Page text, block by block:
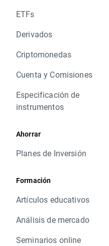
ETFs
Derivados
Criptomonedas
Cuenta y Comisiones
Especificación de
instrumentos
Ahorrar
Planes de Inversión
Formación
Artículos educativos
Análisis de mercado
Seminarios online